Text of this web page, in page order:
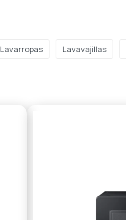
Lavarropas Lavavajillas